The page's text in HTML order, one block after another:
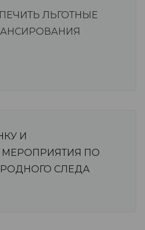
ЛЬГОТНЫЕ
И
МЕРОПРИЯТИЯ ПО
СЛЕДА